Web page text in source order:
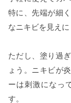
特に、先端が細
なニキビを見えに
ただし、塗り過
ょう。ニキビが
ーは刺激になっ
す。